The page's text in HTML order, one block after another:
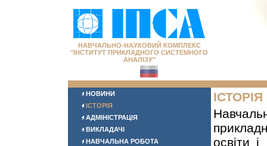
НАВЧАЛЬНО-НАУКОВИЙ КОМПЛЕКС
"ІНСТИТУТ ПРИКЛАДНОГО СИСТЕМНОГО
АНАЛІЗУ"
НОВИНИ
ІСТОРІЯ
АДМІНІСТРАЦІЯ
ВИКЛАДАЧІ
НАВЧАЛЬНА РОБОТА
ІСТОРІЯ
освіти